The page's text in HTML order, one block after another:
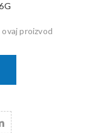
proizvod